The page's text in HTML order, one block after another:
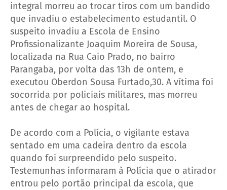
integral morreu ao trocar tiros com um bandido
que invadiu o estabelecimento estudantil. O
suspeito invadiu a Escola de Ensino
Profissionalizante Joaquim Moreira de Sousa,
localizada na Rua Caio Prado, no bairro
Parangaba, por volta das 13h de ontem, e
executou Oberdon Sousa Furtado,30. A vítima foi
socorrida por policiais militares, mas morreu
antes de chegar ao hospital.
De acordo com a Polícia, o vigilante estava
sentado em uma cadeira dentro da escola
quando foi surpreendido pelo suspeito.
Testemunhas informaram à Polícia que o atirador
entrou pelo portão principal da escola, que